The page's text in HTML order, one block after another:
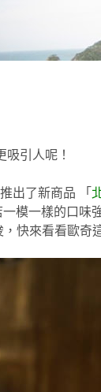
引人呢！
出了新商品 「
一模一樣的口
快來看看歐奇